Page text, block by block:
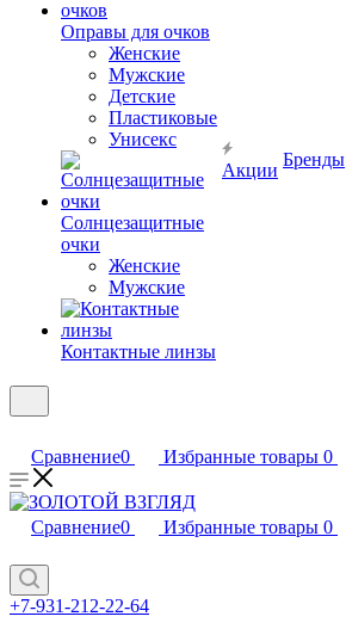
Оправы для очков
Женские
Мужские
Детские
Пластиковые
Унисекс
Солнцезащитные
очки
Женские
Мужские
Контактные линзы
Акции
Бренды
Сравнение0 Избранные товары 0
Сравнение0 Избранные товары 0
+7-931-212-22-64